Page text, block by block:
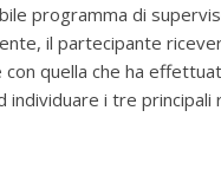
programma di
il partecipante
quella che ha
individuare i tre